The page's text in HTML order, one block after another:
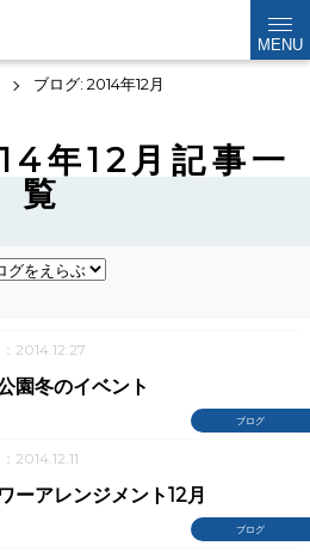
MENU
ブログ: 2014年12月
年12月記事一
覧
2014.12.27
ブログ
園冬のイベント
2014.12.11
ブログ
ーアレンジメント12月